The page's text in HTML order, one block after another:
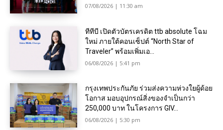
07/08/2026 | 11:30 am
ทีทีบี เปิดตัวบัตรเครดิต ttb absolute โฉม
ใหม่ ภายใต้คอนเซ็ปต์ “North Star of
Traveler” พร้อมเพิ่มเอ...
06/08/2026 | 5:41 pm
กรุงเทพประกันภัย ร่วมส่งความห่วงใยผู้ด้อย
โอกาส มอบอุปกรณ์สิ่งของจำเป็นกว่า
250,000 บาท ในโครงการ GIV...
06/08/2026 | 5:30 pm